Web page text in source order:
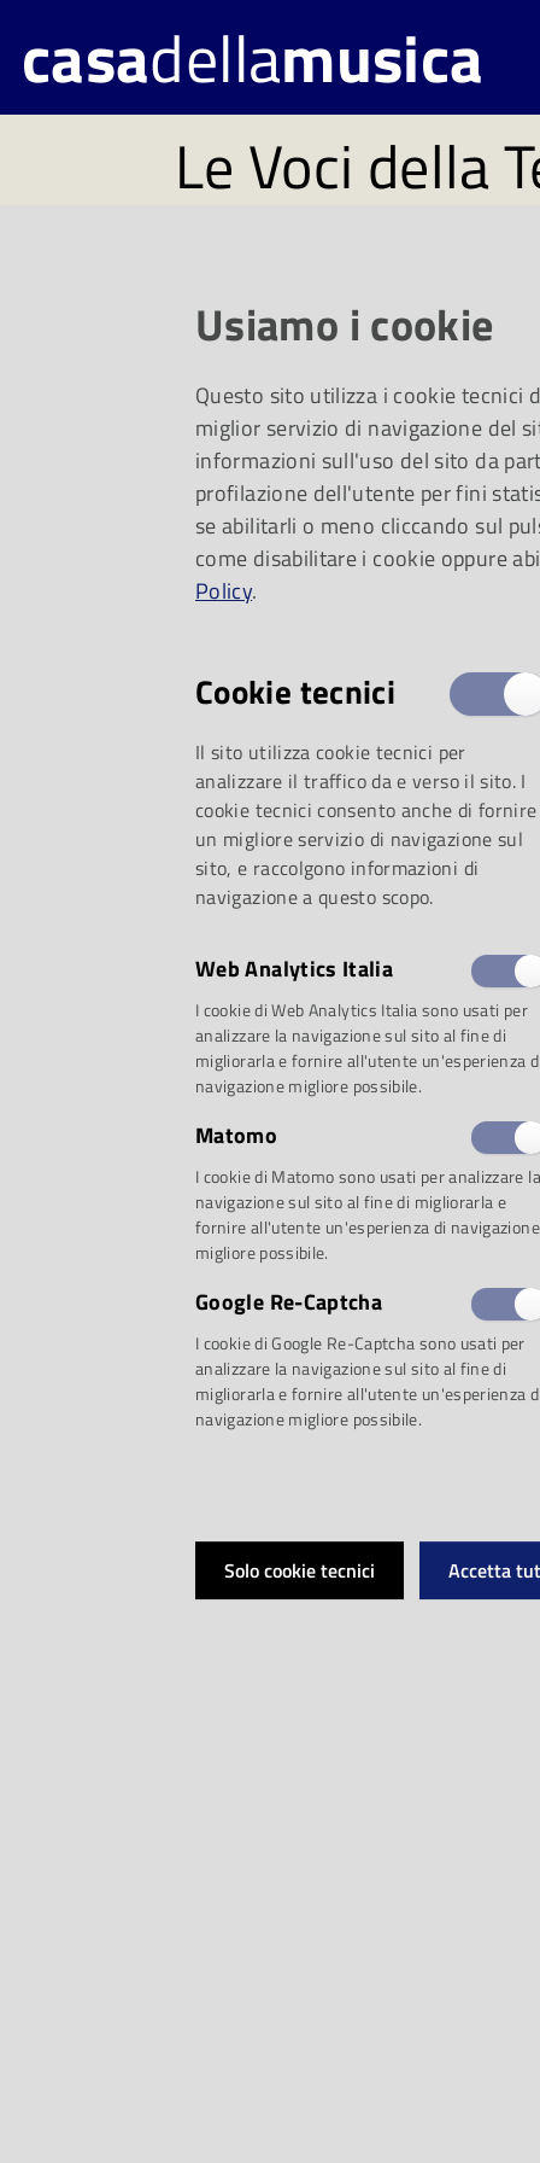
casadellamusica
Le Voci della
promossa
Comune di
in collaborazione
Romagnola Cori
Monti, sotto la
Usiamo i cookie
Questo sito utilizza i cookie tecnici
miglior servizio di navigazione del
informazioni sull'uso del sito da
profilazione dell'utente per fini
se abilitarli o meno cliccando sul
come disabilitare i cookie oppure
Policy.
Cookie tecnici
Il sito utilizza cookie tecnici per
analizzare il traffico da e verso il sito. I
cookie tecnici consento anche di fornire
un migliore servizio di navigazione sul
sito, e raccolgono informazioni di
navigazione a questo scopo.
Web Analytics Italia
I cookie di Web Analytics Italia sono usati per
analizzare la navigazione sul sito al fine di
migliorarla e fornire all'utente un'esperienza
navigazione migliore possibile.
Matomo
I cookie di Matomo sono usati per analizzare la
navigazione sul sito al fine di migliorarla e
fornire all'utente un'esperienza di navigazione
migliore possibile.
Google Re-Captcha
I cookie di Google Re-Captcha sono usati per
analizzare la navigazione sul sito al fine di
migliorarla e fornire all'utente un'esperienza
navigazione migliore possibile.
Solo cookie tecnici Accetta